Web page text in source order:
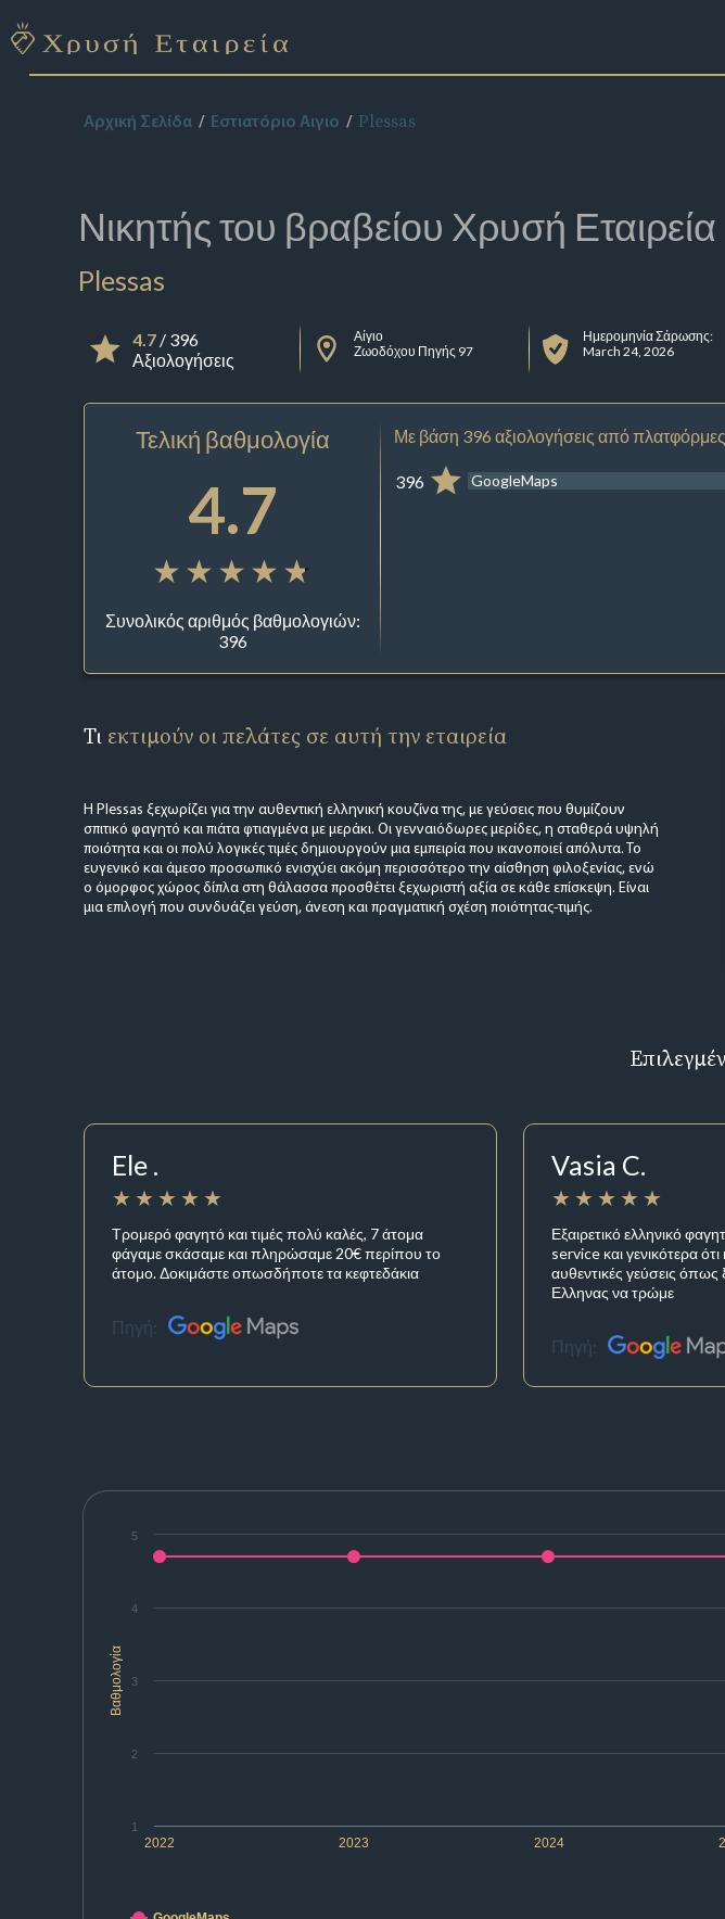
Αρχική Σελίδα Εστιατόριο Αιγιο Plessas
Νικητής του βραβείου Χρυσή Εταιρεία
Plessas
4.7/ 396
Αξιολογήσεις
Αίγιο
Ζωοδόχου Πηγής 97
Ημερομηνία Σάρωσης:
March 24, 2026
Τελική βαθμολογία
4.7
Συνολικός αριθμός βαθμολογιών:
396
Με βάση 396 αξιολογήσεις από
396 GoogleMaps
Τι εκτιμούν οι πελάτες σε αυτή την εταιρεία
Η Plessas ξεχωρίζει για την αυθεντική ελληνική κουζίνα της, με γεύσεις που θυμίζουν
σπιτικό φαγητό και πιάτα φτιαγμένα με μεράκι. Οι γενναιόδωρες μερίδες, η σταθερά υψηλή
ποιότητα και οι πολύ λογικές τιμές δημιουργούν μια εμπειρία που ικανοποιεί απόλυτα. Το
ευγενικό και άμεσο προσωπικό ενισχύει ακόμη περισσότερο την αίσθηση φιλοξενίας, ενώ
ο όμορφος χώρος δίπλα στη θάλασσα προσθέτει ξεχωριστή αξία σε κάθε επίσκεψη. Είναι
μια επιλογή που συνδυάζει γεύση, άνεση και πραγματική σχέση ποιότητας-τιμής.
Ele .
Τρομερό φαγητό και τιμές πολύ καλές, 7 άτομα
φάγαμε σκάσαμε και πληρώσαμε 20€ περίπου το
άτομο. Δοκιμάστε οπωσδήποτε τα κεφτεδάκια
Πηγή:
Vasia C.
Εξαιρετικό ελληνικό
service και γενικότερα
αυθεντικές γεύσεις όπως
Ελληνας να τρώμε
Πηγή:
Βαθμολογία
2022 2023 2024
1
2
3
4
5